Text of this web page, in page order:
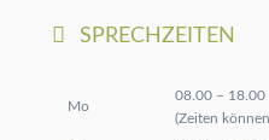
SPRECHZEITEN
Mo
08.00 – 18.00
(Zeiten